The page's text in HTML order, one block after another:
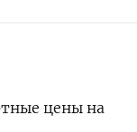
цены на